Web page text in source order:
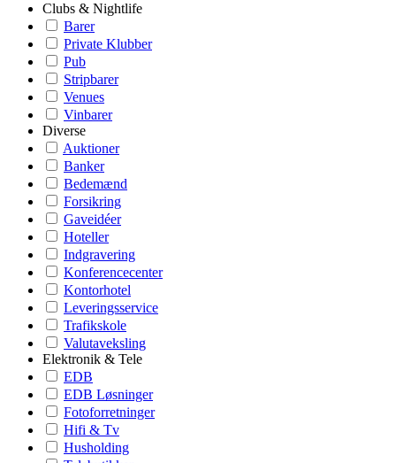
Clubs & Nightlife
Barer
Private Klubber
Pub
Stripbarer
Venues
Vinbarer
Diverse
Auktioner
Banker
Bedemænd
Forsikring
Gaveidéer
Hoteller
Indgravering
Konferencecenter
Kontorhotel
Leveringsservice
Trafikskole
Valutaveksling
Elektronik & Tele
EDB
EDB Løsninger
Fotoforretninger
Hifi & Tv
Husholding